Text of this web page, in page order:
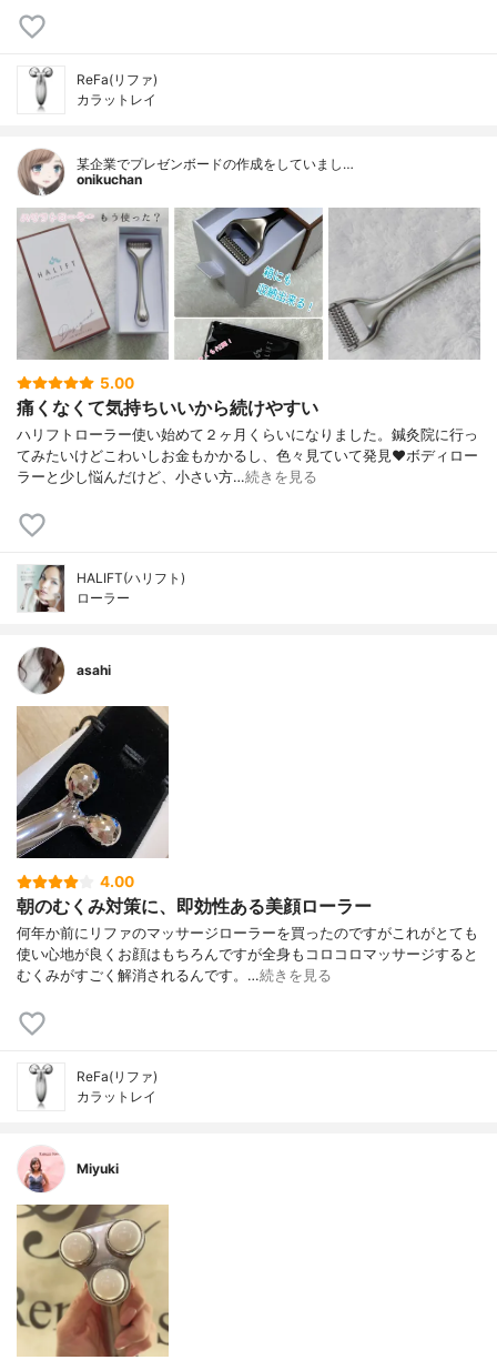
ReFa(リファ)
カラットレイ
某企業でプレゼンボードの作成をしていまし…
onikuchan
5.00
痛くなくて気持ちいいから続けやすい
ハリフトローラー使い始めて２ヶ月くらいになりました。鍼灸院に行っ
てみたいけどこわいしお金もかかるし、色々見ていて発見❤️ボディロー
ラーと少し悩んだけど、小さい方…続きを見る
HALIFT(ハリフト)
ローラー
asahi
4.00
朝のむくみ対策に、即効性ある美顔ローラー
何年か前にリファのマッサージローラーを買ったのですがこれがとても
使い心地が良くお顔はもちろんですが全身もコロコロマッサージすると
むくみがすごく解消されるんです。…続きを見る
ReFa(リファ)
カラットレイ
Miyuki